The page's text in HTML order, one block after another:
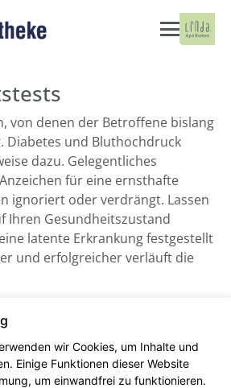
von denen der Betroffene bislang
Diabetes und Bluthochdruck
dazu. Gelegentliches
für eine ernsthafte
ignoriert oder verdrängt. Lassen
Ihren Gesundheitszustand
latente Erkrankung festgestellt
und erfolgreicher verläuft die
wir Cookies, um Inhalte und
Einige Funktionen dieser Website
um einwandfrei zu funktionieren.